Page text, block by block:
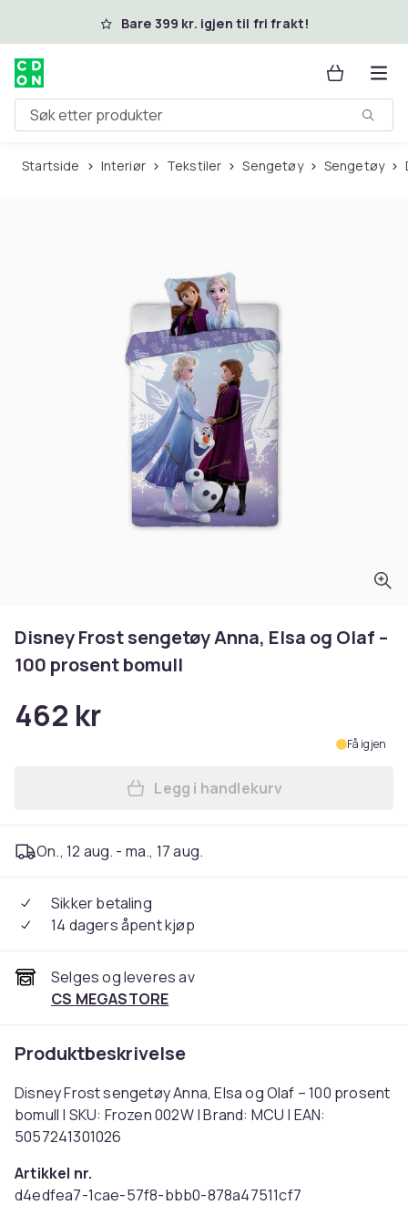
Hopp til hovedinnholdBare 399 kr. igjen til fri frakt!
Søk etter produkter
Startside Interiør Tekstiler Sengetøy Sengetøy
Disney Frost sengetøy Anna, Elsa og Olaf –
100 prosent bomull
462 kr
Få igjen
Legg Disney Frost
Legg i handlekurv
On., 12 aug. - ma., 17 aug.
Sikker betaling
14 dagers åpent kjøp
Selges og leveres av
CS MEGASTORE
Produktbeskrivelse
Disney Frost sengetøy Anna, Elsa og Olaf – 100 prosent
bomull | SKU: Frozen 002W | Brand: MCU | EAN:
5057241301026
Artikkel nr.
d4edfea7-1cae-57f8-bbb0-878a47511cf7